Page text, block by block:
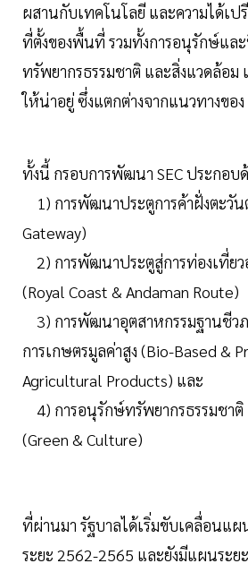
ผสานกับเทคโนโลยี และความได้เป
ที่ตั้งของพื้นที่ รวมทั้งการอนุรักษ์แล
ทรัพยากรธรรมชาติ และสิ่งแวดล้อม
ให้น่าอยู่ ซึ่งแตกต่างจากแนวทางของ
ทั้งนี้ กรอบการพัฒนา SEC ประกอบด้
1) การพัฒนาประตูการค้าฝั่งตะวั
Gateway)
2) การพัฒนาประตูสู่การท่องเที่ย
(Royal Coast & Andaman Route)
3) การพัฒนาอุตสาหกรรมฐานชีว
การเกษตรมูลค่าสูง (Bio-Based &
Agricultural Products) และ
4) การอนุรักษ์ทรัพยากรธรรมชา
(Green & Culture)
ที่ผ่านมา รัฐบาลได้เริ่มขับเคลื่อนแผ
ระยะ 2562-2565 และยังมีแผนระ